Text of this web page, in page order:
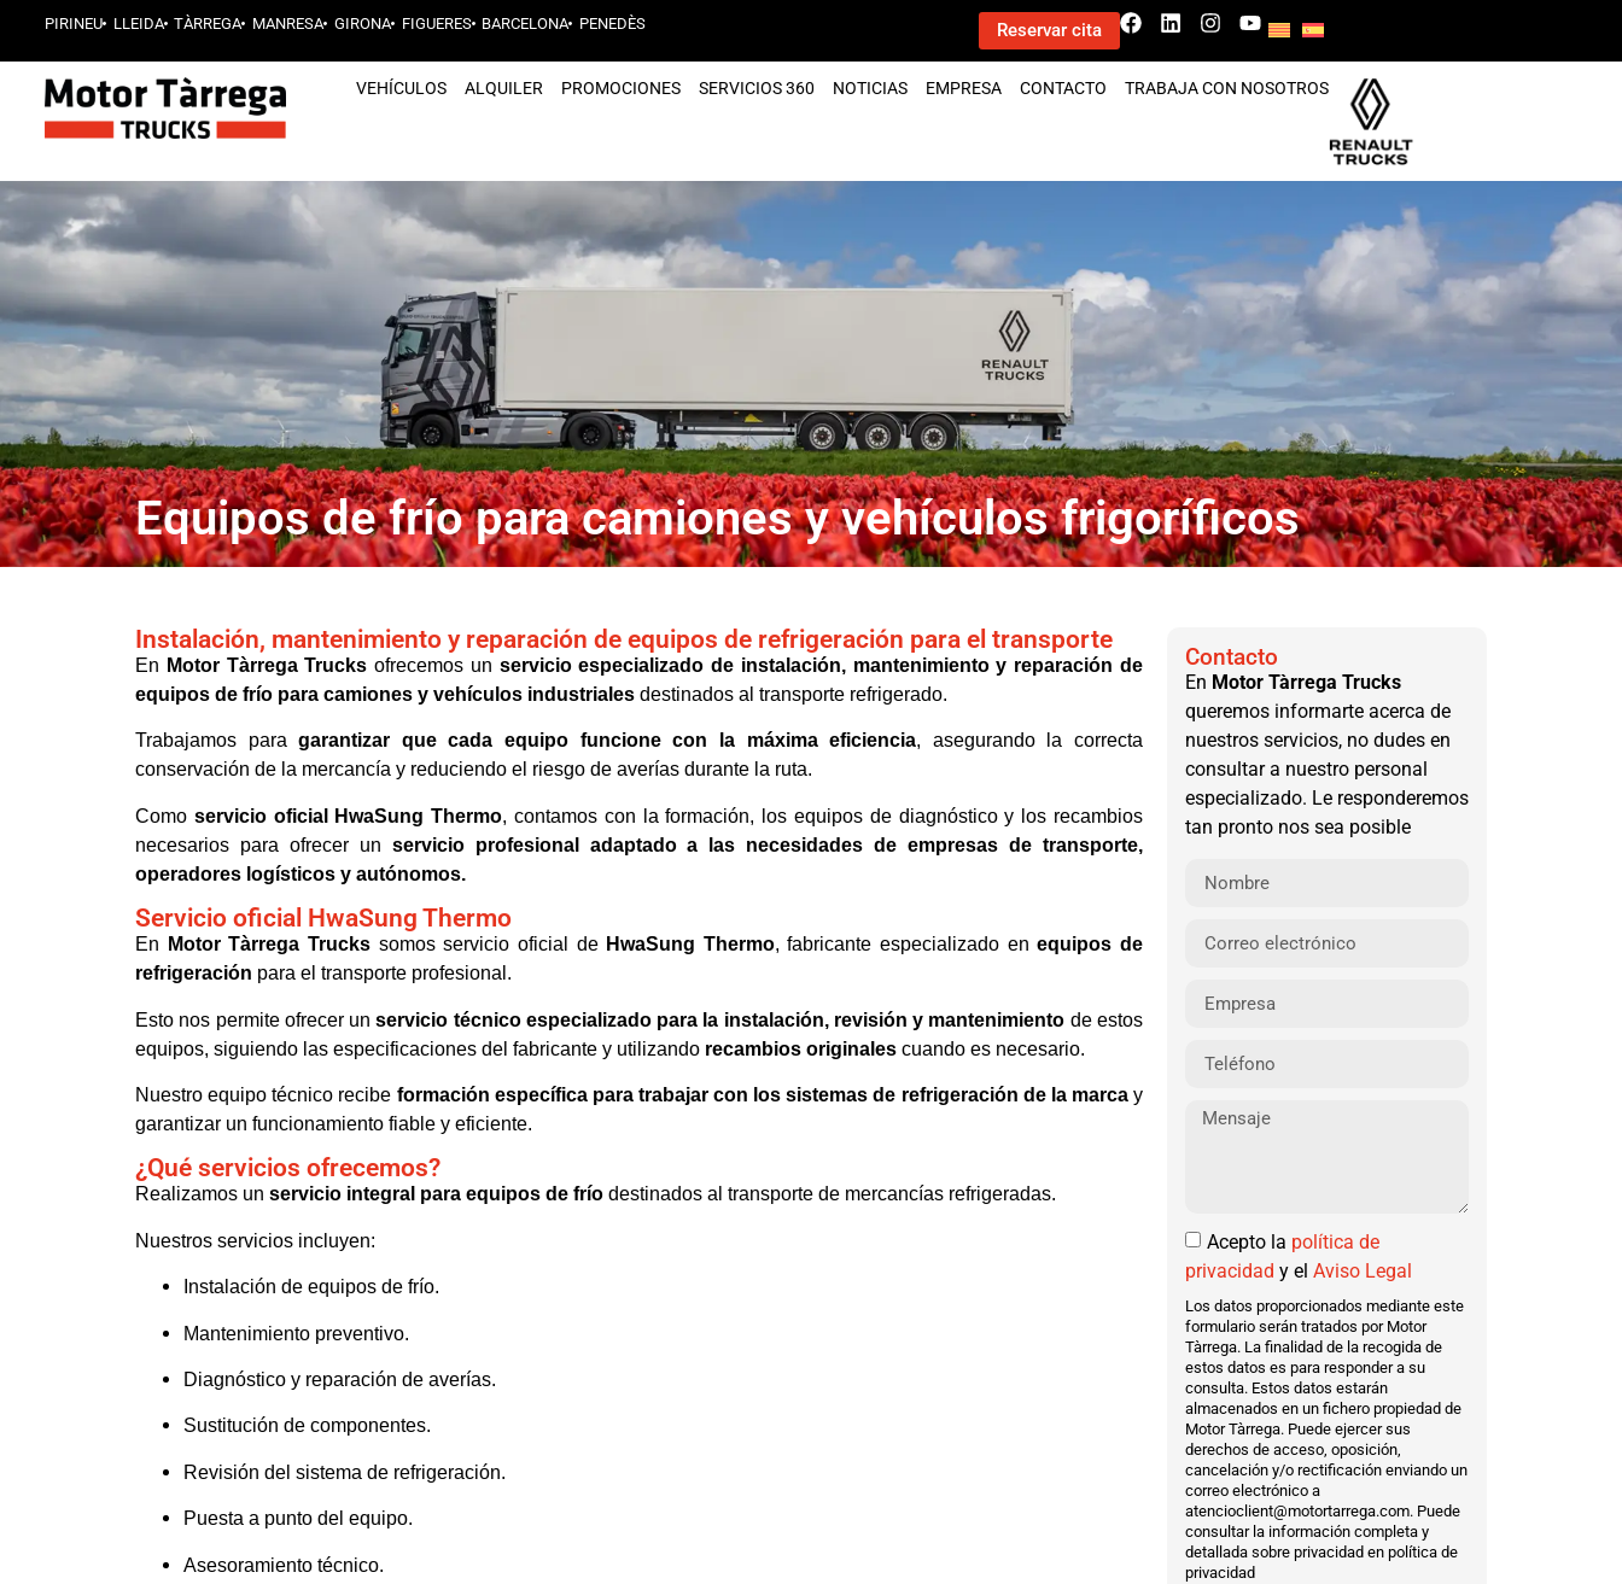
PIRINEU LLEIDA TÀRREGA MANRESA GIRONA FIGUERES BARCELONA PENEDÈS Reservar cita
VEHÍCULOS ALQUILER PROMOCIONES SERVICIOS 360 NOTICIAS EMPRESA CONTACTO TRABAJA CON NOSOTROS
Equipos de frío para camiones y vehículos frigoríficos
Instalación, mantenimiento y reparación de equipos de refrigeración para el transporte
En Motor Tàrrega Trucks ofrecemos un servicio especializado de instalación, mantenimiento y reparación de
equipos de frío para camiones y vehículos industriales destinados al transporte refrigerado.
Trabajamos paragarantizar que cada equipo funcione con la máxima eficiencia, asegurando la correcta
conservación de la mercancía y reduciendo el riesgo de averías durante la ruta.
Como servicio oficial HwaSung Thermo, contamos con la formación, los equipos de diagnóstico y los recambios
necesarios para ofrecer un servicio profesional adaptado a las necesidades de empresas de transporte,
operadores logísticos y autónomos.
Servicio oficial HwaSung Thermo
En Motor Tàrrega Truckssomos servicio oficial de HwaSung Thermo, fabricante especializado enequipos de
refrigeración para el transporte profesional.
Esto nos permite ofrecer unservicio técnico especializado para la instalación, revisión y mantenimiento de estos
equipos, siguiendo las especificaciones del fabricante y utilizando recambios originales cuando es necesario.
Nuestro equipo técnico recibe formación específica para trabajar con los sistemas de refrigeración de la marca y
garantizar un funcionamiento fiable y eficiente.
¿Qué servicios ofrecemos?
Realizamos un servicio integral para equipos de frío destinados al transporte de mercancías refrigeradas.
Nuestros servicios incluyen:
Instalación de equipos de frío.
Mantenimiento preventivo.
Diagnóstico y reparación de averías.
Sustitución de componentes.
Revisión del sistema de refrigeración.
Puesta a punto del equipo.
Asesoramiento técnico.
Contacto
En Motor Tàrrega Trucks
queremos informarte acerca de
nuestros servicios, no dudes en
consultar a nuestro personal
especializado. Le responderemos
tan pronto nos sea posible
Acepto la política de
privacidad y el Aviso Legal
Los datos proporcionados mediante este
formulario serán tratados por Motor
Tàrrega. La finalidad de la recogida de
estos datos es para responder a su
consulta. Estos datos estarán
almacenados en un fichero propiedad de
Motor Tàrrega. Puede ejercer sus
derechos de acceso, oposición,
cancelación y/o rectificación enviando un
correo electrónico a
atencioclient@motortarrega.com. Puede
consultar la información completa y
detallada sobre privacidad en política de
privacidad